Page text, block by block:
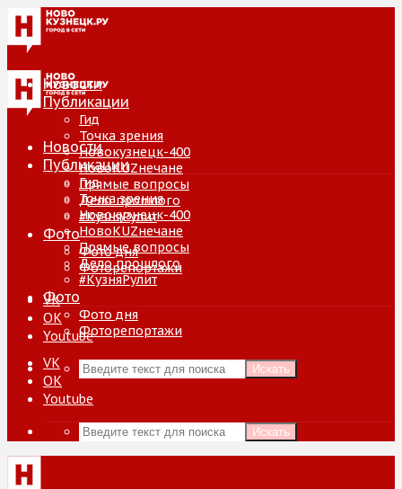
Новости
Публикации
Гид
Точка зрения
Новокузнецк-400
НовоKUZнечане
Прямые вопросы
Дело прошлого
#КузняРулит
Фото
Фото дня
Фоторепортажи
VK
ОК
Youtube
Искать
Новости
Публикации
Гид
Точка зрения
Новокузнецк-400
НовоKUZнечане
Прямые вопросы
Дело прошлого
#КузняРулит
Фото
Фото дня
Фоторепортажи
VK
ОК
Youtube
Искать